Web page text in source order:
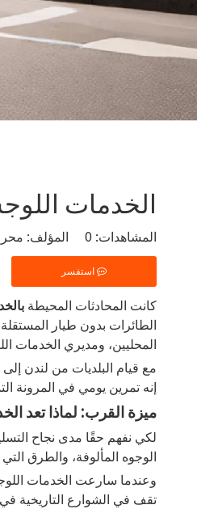
الخدمات
المشاهدات: 0 المؤلف: محرر
استفسر
كانت المحادثات المحيطة
الطائرات بدون طيار
المحليين، ومديري الخدمات
إنه تمرين يومي في المرونة
ميزة القرب: لماذا تعد
لكي نفهم حقًا مدى نجاح
الوجوه المألوفة، والطرق
وعندما سارعت الخدمات
تقف في الشوارع التاريخية